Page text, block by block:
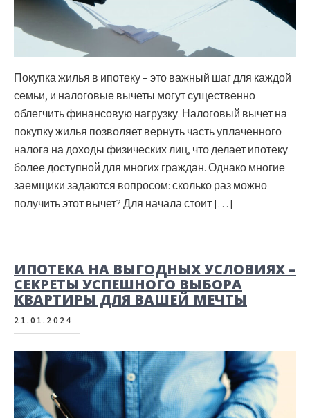
Покупка жилья в ипотеку – это важный шаг для каждой
семьи, и налоговые вычеты могут существенно
облегчить финансовую нагрузку. Налоговый вычет на
покупку жилья позволяет вернуть часть уплаченного
налога на доходы физических лиц, что делает ипотеку
более доступной для многих граждан. Однако многие
заемщики задаются вопросом: сколько раз можно
получить этот вычет? Для начала стоит […]
ИПОТЕКА НА ВЫГОДНЫХ УСЛОВИЯХ –
СЕКРЕТЫ УСПЕШНОГО ВЫБОРА
КВАРТИРЫ ДЛЯ ВАШЕЙ МЕЧТЫ
21.01.2024